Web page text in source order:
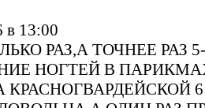
в 13:00
РАЗ,А ТОЧНЕЕ РАЗ
НОГТЕЙ В
КРАСНОГВАРДЕЙСКОЙ